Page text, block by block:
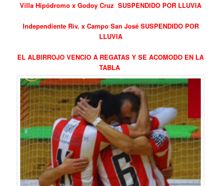
Villa Hipódromo x Godoy Cruz SUSPENDIDO POR LLUVIA
Independiente Riv. x Campo San José SUSPENDIDO POR
LLUVIA
EL ALBIRROJO VENCIO A REGATAS Y SE ACOMODO EN LA
TABLA